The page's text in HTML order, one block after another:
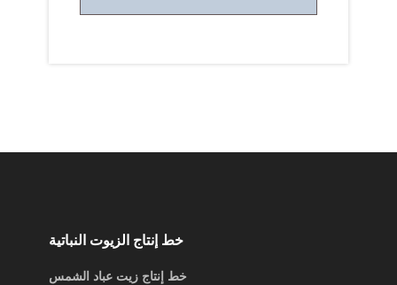
خط إنتاج الزيوت النباتية
خط إنتاج زيت عباد الشمس